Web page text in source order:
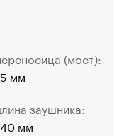
(мост):
мм
заушника:
мм